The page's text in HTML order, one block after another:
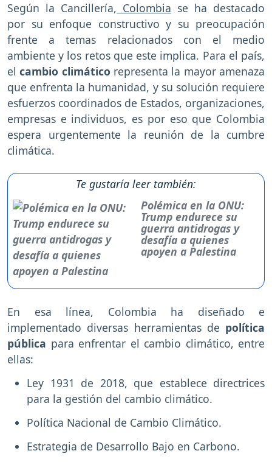
Según la Cancillería, Colombia se ha destacado
por su enfoque constructivo y su preocupación
frente a temas relacionados con el medio
ambiente y los retos que este implica. Para el país,
el cambio climático representa la mayor amenaza
que enfrenta la humanidad, y su solución requiere
esfuerzos coordinados de Estados, organizaciones,
empresas e individuos, es por eso que Colombia
espera urgentemente la reunión de la cumbre
climática.
Te gustaría leer también:
Polémica en la ONU:
Trump endurece su
guerra antidrogas y
desafía a quienes
apoyen a Palestina
En esa línea, Colombia ha diseñado e
implementado diversas herramientas de política
pública para enfrentar el cambio climático, entre
ellas:
Ley 1931 de 2018, que establece directrices
para la gestión del cambio climático.
Política Nacional de Cambio Climático.
Estrategia de Desarrollo Bajo en Carbono.